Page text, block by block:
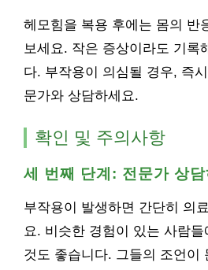
헤모힘을 복용 후에는 몸의 반
보세요. 작은 증상이라도 기록
다. 부작용이 의심될 경우, 즉
문가와 상담하세요.
확인 및 주의사항
세 번째 단계: 전문가 상담
부작용이 발생하면 간단히 의
요. 비슷한 경험이 있는 사람
것도 좋습니다. 그들의 조언이